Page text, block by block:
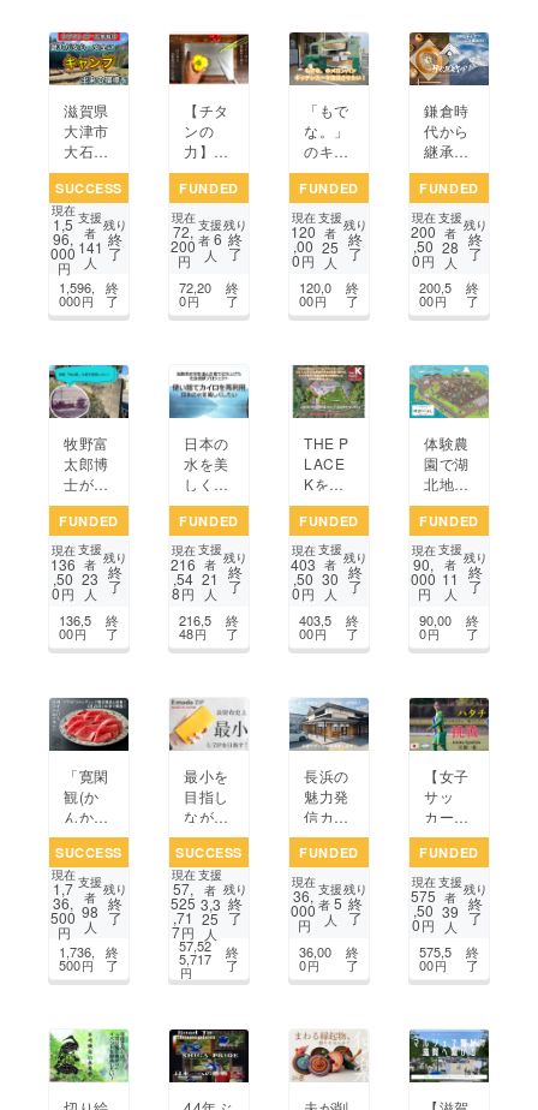
滋賀県
大津市
大石に
【誰も
が・安
心・安
全な】
キャン
プが出
来る環
境を作
SUCCESS
現在
1,5
96,
000
円
支援
者
141
人
残り
終
了
1,596,
000円
終
了
【チタ
ンの
力】だ
から臭
いが残
りにく
く濡れ
たキッ
チンに
も吸い
付かな
板！
FUNDED
現在
72,
200
円
支援
者6
人
残り
終
了
72,20
0円
終
了
「もで
な。」
のキッ
チン
カーを
復活さ
せて、
メロン
パンを
みなさ
んにお
FUNDED
現在
120
,00
0円
支援
者
25
人
残り
終
了
120,0
00円
終
了
鎌倉時
代から
継承さ
れてい
る “伊
吹在来
そ
ば”を
全国の
皆さん
に食べ
FUNDED
現在
200
,50
0円
支援
者
28
人
残り
終
了
200,5
00円
終
了
牧野富
太郎博
士が定
宿とし
た旅館
「対山
館」の
庭を一
部再現
したい
FUNDED
現在
136
,50
0円
支援
者
23
人
残り
終
了
136,5
00円
終
了
日本の
水を美
しくし
たい！
滋賀県
の学生
たちと
立ち上
げた水
問題解
決プロ
FUNDED
現在
216
,54
8円
支援
者
21
人
残り
終
了
216,5
48円
終
了
THE P
LACE
Kを地
域を盛
り上げ
るイベ
ント開
催でき
る癒し
の場所
に！
FUNDED
現在
403
,50
0円
支援
者
30
人
残り
終
了
403,5
00円
終
了
体験農
園で湖
北地域
を盛り
上げた
い！
「湖辺
（うみ
べ）の
じか
ん」応
ター募
集
FUNDED
現在
90,
000
円
支援
者
11
人
残り
終
了
90,00
0円
終
了
「寛閑
観(か
んかん
か
ん)」
発、
「近江
牛」の
奥深い
味と未
来を
い！
SUCCESS
現在
1,7
36,
500
円
支援
者
98
人
残り
終
了
1,736,
500円
終
了
最小を
目指し
ながら
圧倒的
に使い
やすい
日本製
Lファ
ス長財
布 il m
odo ZI
SUCCESS
現在
57,
525
,71
7円
支援
者
3,3
25
人
残り
終
了
57,52
5,717
円
終
了
長浜の
魅力発
信カ
フェ
「Cha
ya」
オープ
ン応援
サポー
ター募
集！
FUNDED
現在
36,
000
円
支援
者5
人
残り
終
了
36,00
0円
終
了
【女子
サッ
カー】
無名な
ハタチ
がアル
ゼンチ
ンプロ
1部
リーグ
へ挑
FUNDED
現在
575
,50
0円
支援
者
39
人
残り
終
了
575,5
00円
終
了